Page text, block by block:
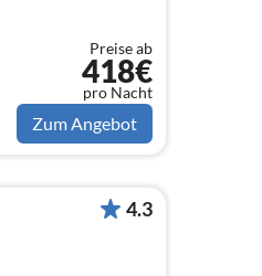
Preise ab
418€
pro Nacht
Zum Angebot
4.3